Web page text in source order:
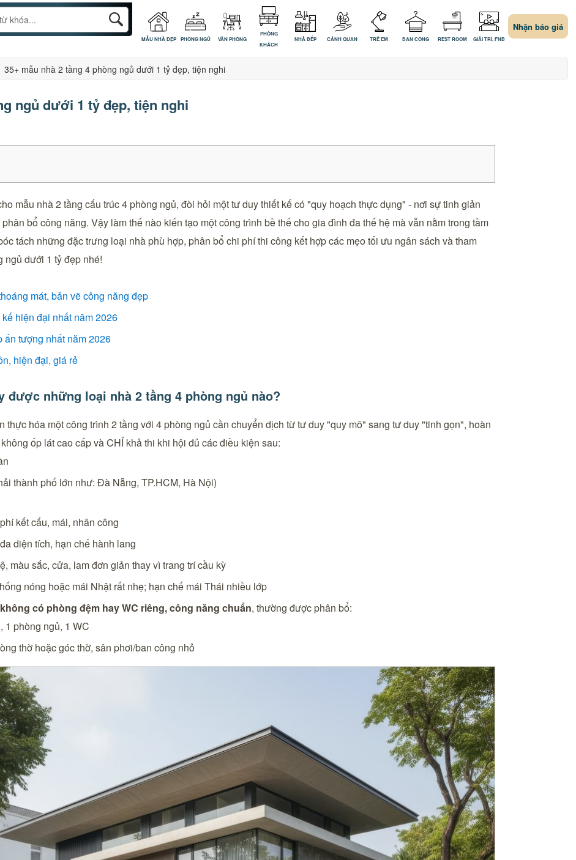
MẪU NHÀ ĐẸP PHÒNG NGỦ VĂN PHÒNG
PHÒNG
KHÁCH
NHÀ BẾP CẢNH QUAN TRẺ EM BAN CÔNG REST ROOM GIẢI TRÍ, FNB
Nhận báo giá
35+ mẫu nhà 2 tầng 4 phòng ngủ dưới 1 tỷ đẹp, tiện nghi
ngủ dưới 1 tỷ đẹp, tiện nghi
mẫu nhà 2 tầng cấu trúc 4 phòng ngủ, đòi hỏi một tư duy thiết kế có "quy hoạch thực dụng" - nơi sự tinh giản
bổ công năng. Vậy làm thế nào kiến tạo một công trình bề thế cho gia đình đa thế hệ mà vẫn nằm trong tầm
tách những đặc trưng loại nhà phù hợp, phân bổ chi phí thi công kết hợp các mẹo tối ưu ngân sách và tham
ngủ dưới 1 tỷ đẹp nhé!
mát, bản vẽ công năng đẹp
hiện đại nhất năm 2026
ấn tượng nhất năm 2026
hiện đại, giá rẻ
được những loại nhà 2 tầng 4 phòng ngủ nào?
thực hóa một công trình 2 tầng với 4 phòng ngủ cần chuyển dịch từ tư duy "quy mô" sang tư duy "tinh gọn", hoàn
ốp lát cao cấp và CHỈ khả thi khi hội đủ các điều kiện sau:
thành phố lớn như: Đà Nẵng, TP.HCM, Hà Nội)
kết cấu, mái, nhân công
diện tích, hạn chế hành lang
màu sắc, cửa, lam đơn giản thay vì trang trí cầu kỳ
nóng hoặc mái Nhật rất nhẹ; hạn chế mái Thái nhiều lớp
có phòng đệm hay WC riêng, công năng chuẩn, thường được phân bổ:
1 phòng ngủ, 1 WC
thờ hoặc góc thờ, sân phơi/ban công nhỏ